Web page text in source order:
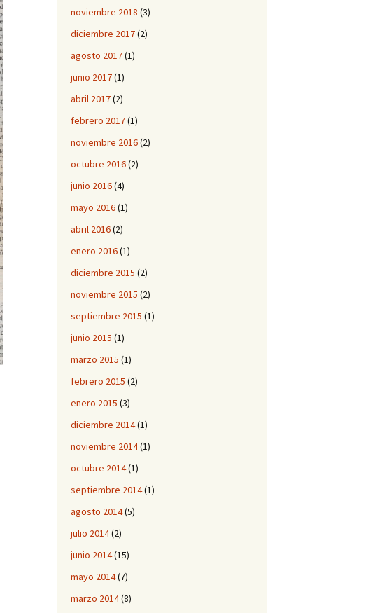
noviembre 2018 (3)
diciembre 2017(2)
agosto 2017(1)
junio 2017(1)
abril 2017(2)
febrero 2017(1)
noviembre 2016(2)
octubre 2016(2)
junio 2016(4)
mayo 2016(1)
abril 2016(2)
enero 2016(1)
diciembre 2015 (2)
noviembre 2015 (2)
septiembre 2015 (1)
junio 2015 (1)
marzo 2015 (1)
febrero 2015 (2)
enero 2015 (3)
diciembre 2014(1)
noviembre 2014(1)
octubre 2014(1)
septiembre 2014(1)
agosto 2014(5)
julio 2014(2)
junio 2014(15)
mayo 2014(7)
marzo 2014(8)